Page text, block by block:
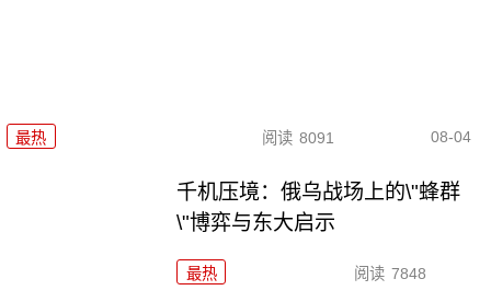
最热 阅读 8091 08-04
千机压境：俄乌战场上的\"蜂群
\"博弈与东大启示
最热 阅读 7848